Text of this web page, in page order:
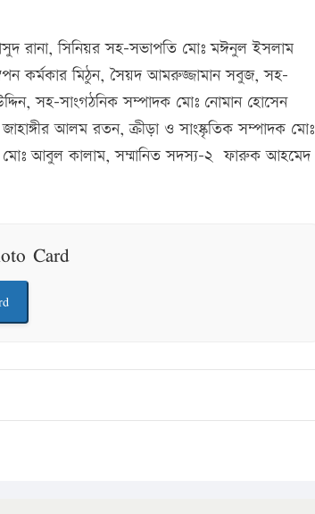
রানা, সিনিয়র সহ-সভাপতি মোঃ মঈনুল ইসলাম
কর্মকার মিঠুন, সৈয়দ আমরুজ্জামান সবুজ, সহ-
সহ-সাংগঠনিক সম্পাদক মোঃ নোমান হোসেন
আলম রতন, ক্রীড়া ও সাংষ্কৃতিক সম্পাদক মোঃ
মোঃ আবুল কালাম, সম্মানিত সদস্য-২ ফারুক আহমেদ
Card